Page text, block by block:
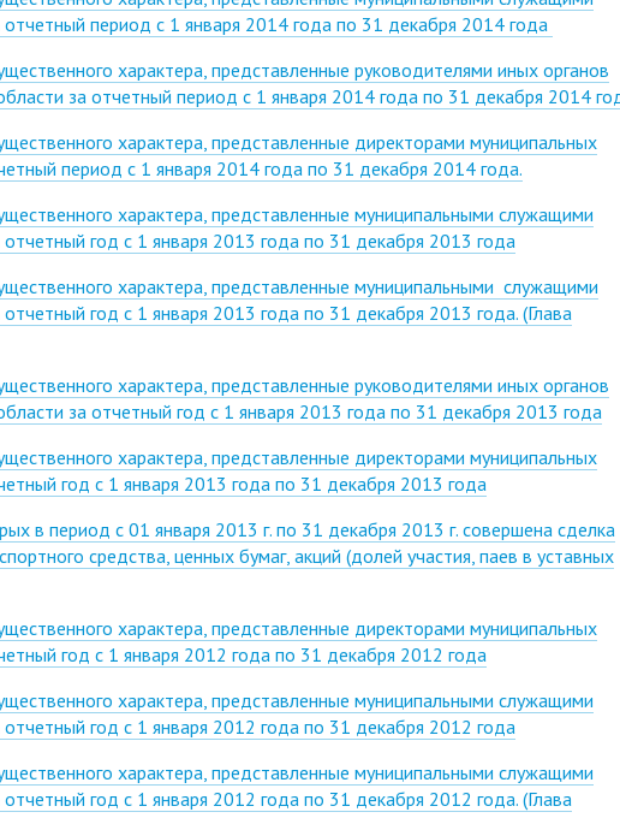
период с 1 января 2014 года по 31 декабря 2014 года
характера, представленные руководителями иных органов
за отчетный период с 1 января 2014 года по 31 декабря 2014
характера, представленные директорами муниципальных
период с 1 января 2014 года по 31 декабря 2014 года.
характера, представленные муниципальными служащими
год с 1 января 2013 года по 31 декабря 2013 года
характера, представленные муниципальными служащими
год с 1 января 2013 года по 31 декабря 2013 года. (Глава
характера, представленные руководителями иных органов
за отчетный год с 1 января 2013 года по 31 декабря 2013 года
характера, представленные директорами муниципальных
год с 1 января 2013 года по 31 декабря 2013 года
в период с 01 января 2013 г. по 31 декабря 2013 г. совершена сделка
средства, ценных бумаг, акций (долей участия, паев в уставных
характера, представленные директорами муниципальных
год с 1 января 2012 года по 31 декабря 2012 года
характера, представленные муниципальными служащими
год с 1 января 2012 года по 31 декабря 2012 года
характера, представленные муниципальными служащими
год с 1 января 2012 года по 31 декабря 2012 года. (Глава